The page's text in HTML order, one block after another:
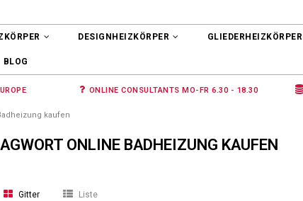
DESIGNHEIZKÖRPER GLIEDERHEIZKÖRPER
BLOG
ONLINE CONSULTANTS MO-FR 6.30 - 18.30
kaufen
ONLINE BADHEIZUNG KAUFEN
Gitter Liste